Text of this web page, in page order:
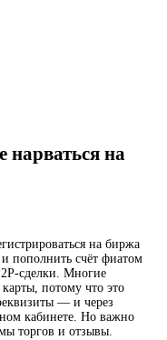
нарваться на
на биржа
пополнить счёт фиатом
Многие
потому что это
— и через
кабинете. Но важно
торгов и отзывы.